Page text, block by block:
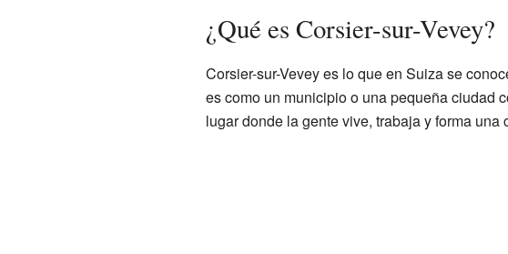
¿Qué es Corsier-sur-Vevey?
Corsier-sur-Vevey es lo que en Suiza se
es como un municipio o una pequeña ciudad
lugar donde la gente vive, trabaja y forma una